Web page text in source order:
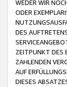
WEDER WIR
ODER
DES
ZEITPUNKT DES
ZAHLENDEN
AUF
DIESES